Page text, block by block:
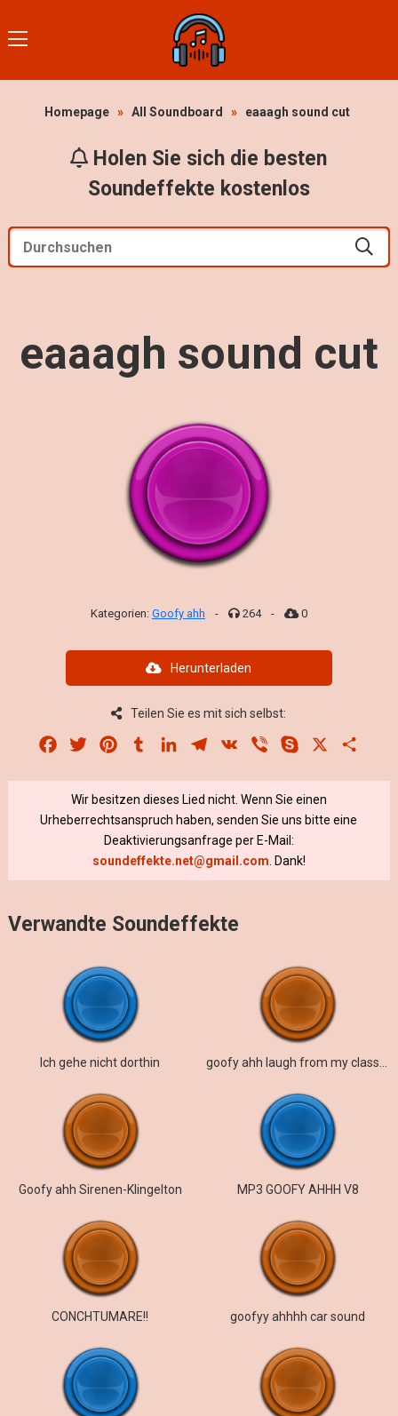
Homepage » All Soundboard » eaaagh sound cut
Holen Sie sich die besten
Soundeffekte kostenlos
eaaagh sound cut
Kategorien: Goofy ahh - 264 - 0
Herunterladen
Teilen Sie es mit sich selbst:
Facebook
Twitter PinterestTumblrLinkedInTelegram
VK Viber Skype
Wir besitzen dieses Lied nicht. Wenn Sie einen
Urheberrechtsanspruch haben, senden Sie uns bitte eine
Deaktivierungsanfrage per E-Mail:
soundeffekte.net@gmail.com . Dank!
Verwandte Soundeffekte
Ich gehe nicht dorthin
Goofy ahh Sirenen-Klingelton MP3 GOOFY AHHH V8
CONCHTUMARE!! goofyy ahhhh car sound